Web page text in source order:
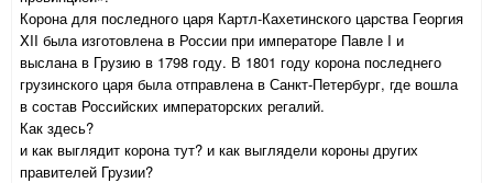
Корона для последного царя Картл-Кахетинского царства Георгия
XII была изготовлена в России при императоре Павле I и
выслана в Грузию в 1798 году. В 1801 году корона последнего
грузинского царя была отправлена в Санкт-Петербург, где вошла
в состав Российских императорских регалий.
Как здесь?
и как выглядит корона тут? и как выглядели короны других
правителей Грузии?